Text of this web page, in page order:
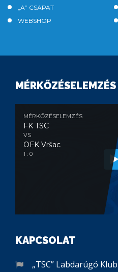
„A” CSAPAT
WEBSHOP
MÉRKŐZÉSELEMZÉS
MÉRKŐZÉSELEMZÉS
FK TSC
VS
OFK Vršac
1 : 0
KAPCSOLAT
„TSC” Labdarúgó Klub